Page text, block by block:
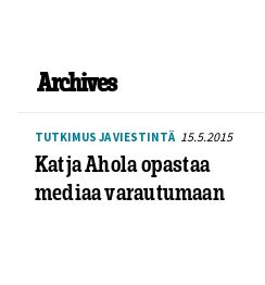
Archives
TUTKIMUS JA VIESTINTÄ 15.5.2015
Katja Ahola opastaa
mediaa varautumaan